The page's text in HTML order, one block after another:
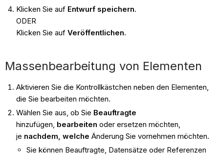
Klicken Sie auf Entwurf speichern.
ODER
Klicken Sie auf Veröffentlichen.
Massenbearbeitung von Elementen
Aktivieren Sie die Kontrollkästchen neben den Elementen,
die Sie bearbeiten möchten.
Wählen Sie aus, ob Sie Beauftragte
hinzufügen, bearbeiten oder ersetzen möchten,
je nachdem, welche Änderung Sie vornehmen möchten.
Sie können Beauftragte, Datensätze oder Referenzen